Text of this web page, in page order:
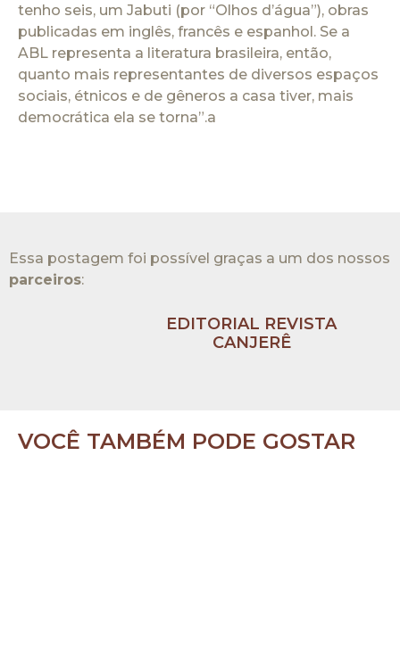
tenho seis, um Jabuti (por “Olhos d’água”), obras
publicadas em inglês, francês e espanhol. Se a
ABL representa a literatura brasileira, então,
quanto mais representantes de diversos espaços
sociais, étnicos e de gêneros a casa tiver, mais
democrática ela se torna”.a
Essa postagem foi possível graças a um dos nossos
parceiros:​
EDITORIAL REVISTA
CANJERÊ
VOCÊ TAMBÉM PODE GOSTAR